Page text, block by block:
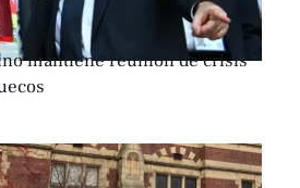
mantiene reunión de crisis